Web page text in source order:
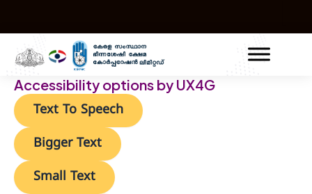
Accessibility options by UX4G
Text To Speech
Bigger Text
Small Text